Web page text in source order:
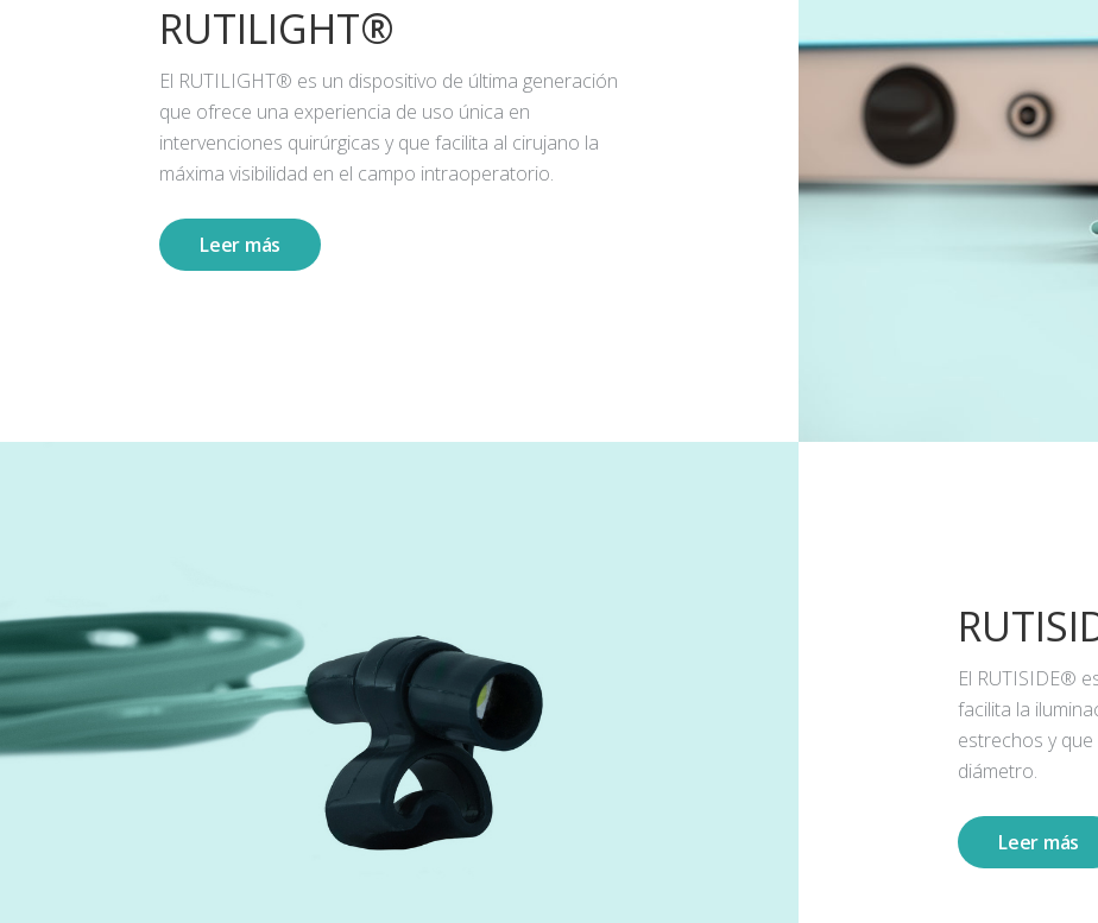
RUTILIGHT®
El RUTILIGHT® es un dispositivo de última generación
que ofrece una experiencia de uso única en
intervenciones quirúrgicas y que facilita al cirujano la
máxima visibilidad en el campo intraoperatorio.
Leer más
El RUTISIDE®
facilita la
estrechos y
diámetro.
Leer más